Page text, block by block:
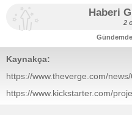
Haberi
2
Kaynakça:
https://www.theverge.com/
kickstarter
https://www.kickstarter.com/
wp100-titan-33000mah-